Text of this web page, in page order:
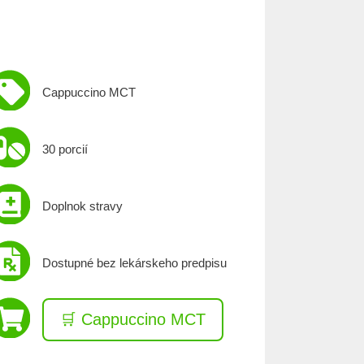
Cappuccino MCT
30 porcií
Doplnok stravy
Dostupné bez lekárskeho predpisu
🛒 Cappuccino MCT